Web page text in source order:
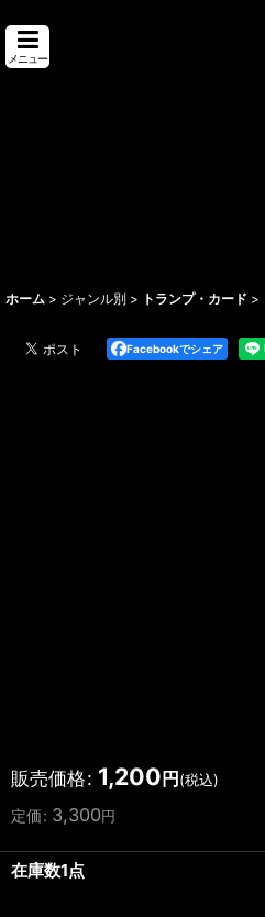
メニュー
ホーム > ジャンル別 > トランプ・カード >
Facebookでシェア
販売価格: 1,200 円 (税込)
定価: 3,300 円
在庫数1点